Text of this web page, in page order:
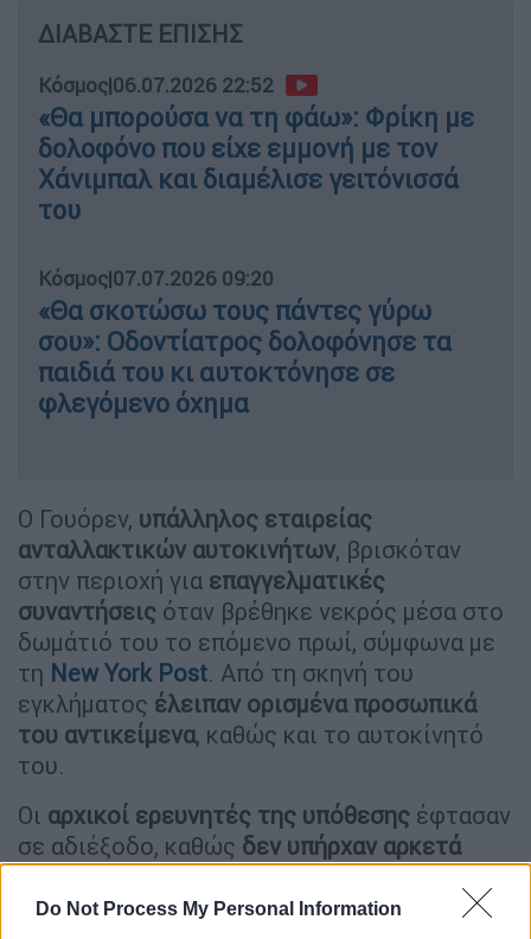
Do Not Process My Personal Information
ΔΙΑΒΑΣΤΕ ΕΠΙΣΗΣ
Κόσμος|06.07.2026 22:52
«Θα μπορούσα να τη φάω»: Φρίκη με
δολοφόνο που είχε εμμονή με τον
Χάνιμπαλ και διαμέλισε γειτόνισσά
του
Κόσμος|07.07.2026 09:20
«Θα σκοτώσω τους πάντες γύρω
σου»: Οδοντίατρος δολοφόνησε τα
παιδιά του κι αυτοκτόνησε σε
φλεγόμενο όχημα
Ο Γουόρεν, υπάλληλος εταιρείας
ανταλλακτικών αυτοκινήτων, βρισκόταν
στην περιοχή για επαγγελματικές
συναντήσεις όταν βρέθηκε νεκρός μέσα στο
δωμάτιό του το επόμενο πρωί, σύμφωνα με
τη New York Post. Από τη σκηνή του
εγκλήματος έλειπαν ορισμένα προσωπικά
του αντικείμενα, καθώς και το αυτοκίνητό
του.
Οι αρχικοί ερευνητές της υπόθεσης έφτασαν
σε αδιέξοδο, καθώς δεν υπήρχαν αρκετά
πολλές διαφορετικές πληροφορίες και